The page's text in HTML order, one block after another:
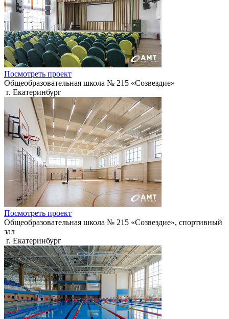
Посмотреть проект
Общеобразовательная школа № 215 «Созвездие»
г. Екатеринбург
Посмотреть проект
Общеобразовательная школа № 215 «Созвездие», спортивный
зал
г. Екатеринбург